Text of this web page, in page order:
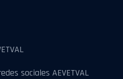
sociales AEVETVAL